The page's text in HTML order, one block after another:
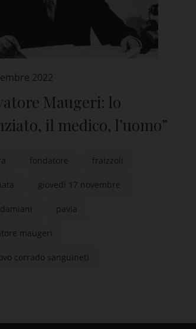
2022
Maugeri: lo
il medico, l’uomo”
fondatore fraizzoli
giovedì 17 novembre
pavia
maugeri
corrado sanguineti